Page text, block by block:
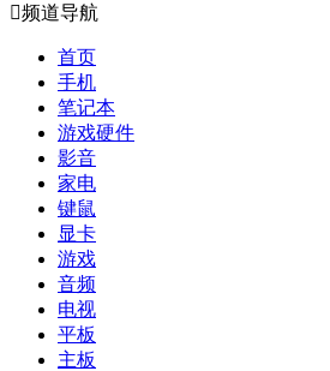
频道导航
首页
手机
笔记本
游戏硬件
影音
家电
键鼠
显卡
游戏
音频
电视
平板
主板